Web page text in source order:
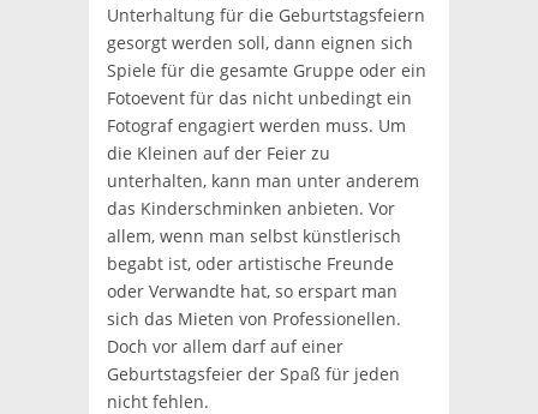
Unterhaltung für die Geburtstagsfeiern
gesorgt werden soll, dann eignen sich
Spiele für die gesamte Gruppe oder ein
Fotoevent für das nicht unbedingt ein
Fotograf engagiert werden muss. Um
die Kleinen auf der Feier zu
unterhalten, kann man unter anderem
das Kinderschminken anbieten. Vor
allem, wenn man selbst künstlerisch
begabt ist, oder artistische Freunde
oder Verwandte hat, so erspart man
sich das Mieten von Professionellen.
Doch vor allem darf auf einer
Geburtstagsfeier der Spaß für jeden
nicht fehlen.